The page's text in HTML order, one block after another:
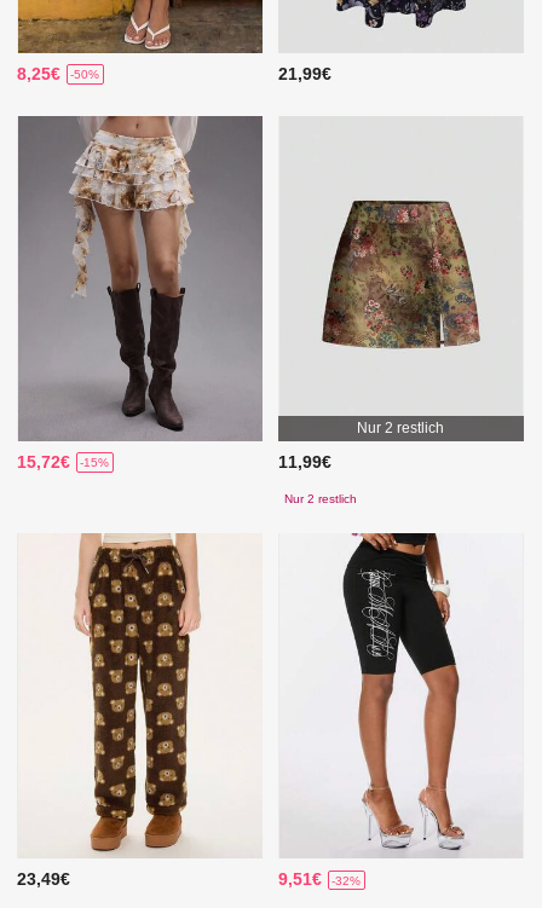
8,25€ -50% 21,99€
15,72€ -15%
Nur 2 restlich
11,99€
Nur 2 restlich
23,49€ 9,51€ -32%